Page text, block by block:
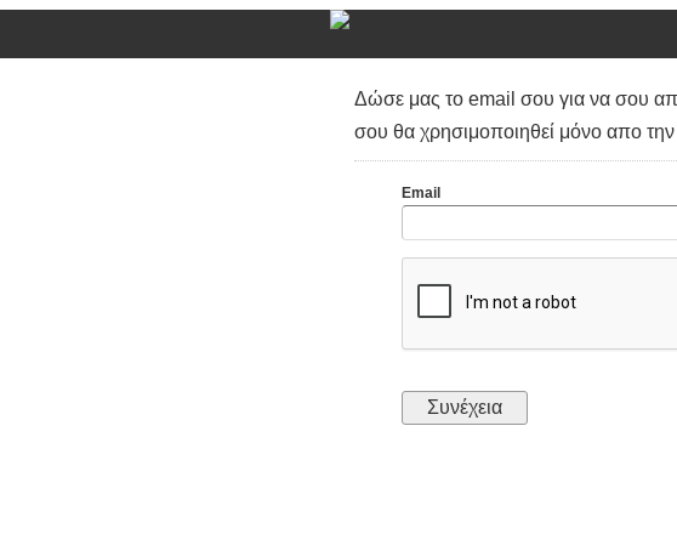
Δώσε μας το email σου για να σου
σου θα χρησιμοποιηθεί μόνο απο
Email